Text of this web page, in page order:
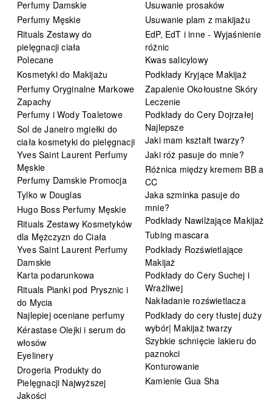
Perfumy Damskie
Perfumy Męskie
Rituals Zestawy do
pielęgnacji ciała
Polecane
Kosmetyki do Makijażu
Perfumy Oryginalne Markowe
Zapachy
Perfumy i Wody Toaletowe
Sol de Janeiro mgiełki do
ciała kosmetyki do pielęgnacji
Yves Saint Laurent Perfumy
Męskie
Perfumy Damskie Promocja
Tylko w Douglas
Hugo Boss Perfumy Męskie
Rituals Zestawy Kosmetyków
dla Mężczyzn do Ciała
Yves Saint Laurent Perfumy
Damskie
Karta podarunkowa
Rituals Pianki pod Prysznic i
do Mycia
Najlepiej oceniane perfumy
Kérastase Olejki i serum do
włosów
Eyelinery
Drogeria Produkty do
Pielęgnacji Najwyższej
Jakości
Usuwanie prosaków
Usuwanie plam z makijażu
EdP, EdT i inne - Wyjaśnienie
różnic
Kwas salicylowy
Podkłady Kryjące Makijaż
Zapalenie Okołoustne Skóry
Leczenie
Podkłady do Cery Dojrzałej
Najlepsze
Jaki mam kształt twarzy?
Jaki róż pasuje do mnie?
Różnica między kremem BB a
CC
Jaka szminka pasuje do
mnie?
Podkłady Nawilżające Makijaż
Tubing mascara
Podkłady Rozświetlające
Makijaż
Podkłady do Cery Suchej i
Wrażliwej
Nakładanie rozświetlacza
Podkłady do cery tłustej duży
wybór| Makijaż twarzy
Szybkie schnięcie lakieru do
paznokci
Konturowanie
Kamienie Gua Sha